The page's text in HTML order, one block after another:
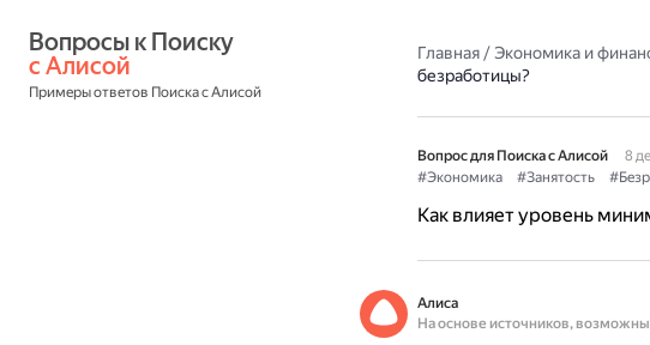
с Алисой
Примеры ответов Поиска с Алисой
Главная/Экономика и
безработицы?
Вопрос для Поиска с Алисой
8
#Экономика
#Занятость
Как влияет уровень
Алиса
На основе источников,